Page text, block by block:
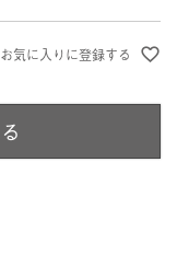
お気に入りに登録する